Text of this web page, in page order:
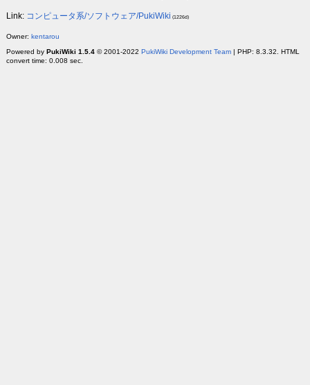
Link: コンピュータ系/ソフトウェア/PukiWiki (1226d)
Owner: kentarou
Powered by PukiWiki 1.5.4© 2001-2022 PukiWiki Development Team| PHP: 8.3.32. HTML
convert time: 0.008 sec.